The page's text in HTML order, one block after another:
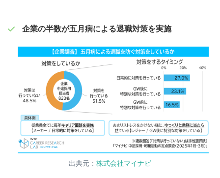
企業の半数が五月病による退職対策を実施
出典元： 株式会社マイナビ